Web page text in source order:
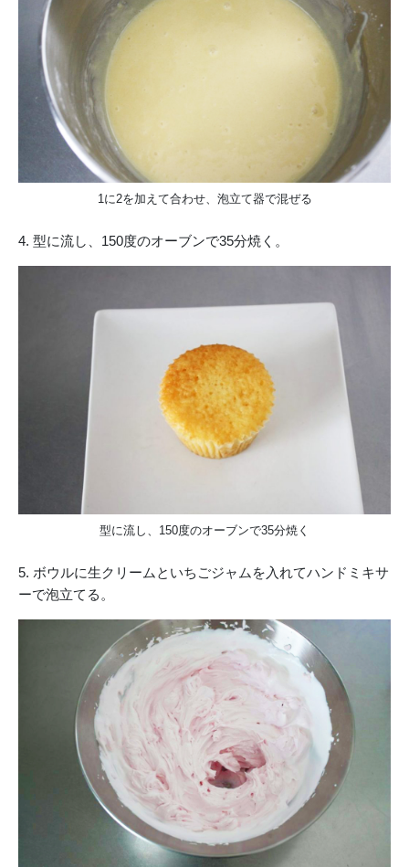
1に2を加えて合わせ、泡立て器で混ぜる
4. 型に流し、150度のオーブンで35分焼く。
型に流し、150度のオーブンで35分焼く
5. ボウルに生クリームといちごジャムを入れてハンドミキサ
ーで泡立てる。